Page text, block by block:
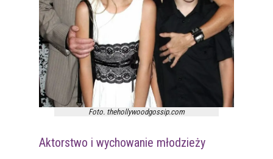
Foto. thehollywoodgossip.com
Aktorstwo i wychowanie młodzieży